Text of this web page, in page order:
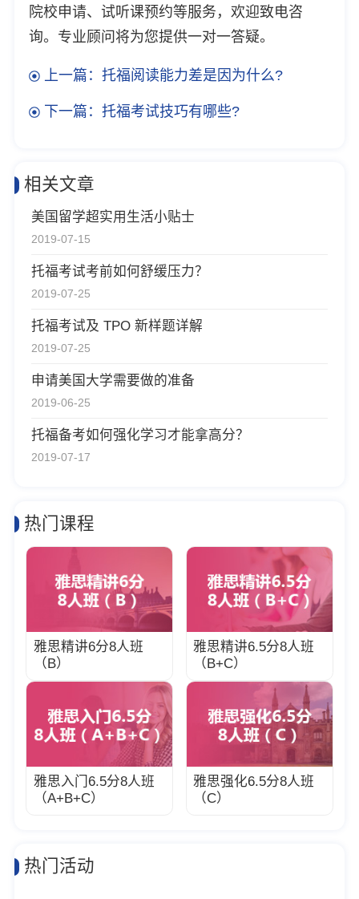
院校申请、试听课预约等服务，欢迎致电咨
询。专业顾问将为您提供一对一答疑。
上一篇：托福阅读能力差是因为什么?
下一篇：托福考试技巧有哪些?
相关文章
美国留学超实用生活小贴士
2019-07-15
托福考试考前如何舒缓压力？
2019-07-25
托福考试及 TPO 新样题详解
2019-07-25
申请美国大学需要做的准备
2019-06-25
托福备考如何强化学习才能拿高分？
2019-07-17
热门课程
雅思精讲6分8人班
（B）
雅思精讲6.5分8人班
（B+C）
雅思入门6.5分8人班
（A+B+C）
雅思强化6.5分8人班
（C）
热门活动